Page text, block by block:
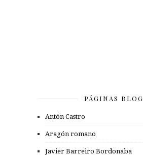
PÁGINAS BLOG
Antón Castro
Aragón romano
Javier Barreiro Bordonaba